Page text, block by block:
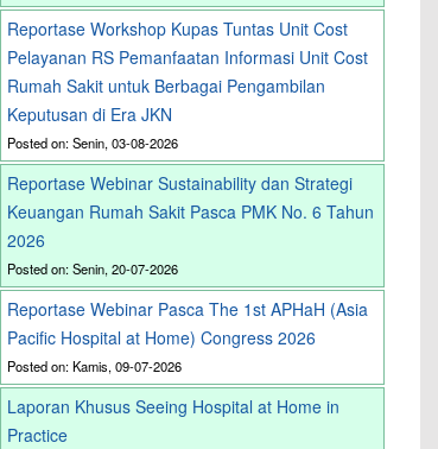
Reportase Workshop Kupas Tuntas Unit Cost
Pelayanan RS Pemanfaatan Informasi Unit Cost
Rumah Sakit untuk Berbagai Pengambilan
Keputusan di Era JKN
Posted on: Senin, 03-08-2026
Reportase Webinar Sustainability dan Strategi
Keuangan Rumah Sakit Pasca PMK No. 6 Tahun
2026
Posted on: Senin, 20-07-2026
Reportase Webinar Pasca The 1st APHaH (Asia
Pacific Hospital at Home) Congress 2026
Posted on: Kamis, 09-07-2026
Laporan Khusus Seeing Hospital at Home in
Practice